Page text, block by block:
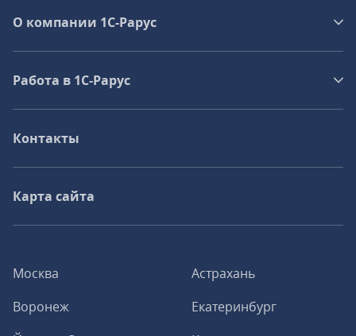
Москва
Астрахань
Воронеж
Екатеринбург
О компании 1C-Рарус
Работа в 1С‑Рарус
Контакты
Карта сайта